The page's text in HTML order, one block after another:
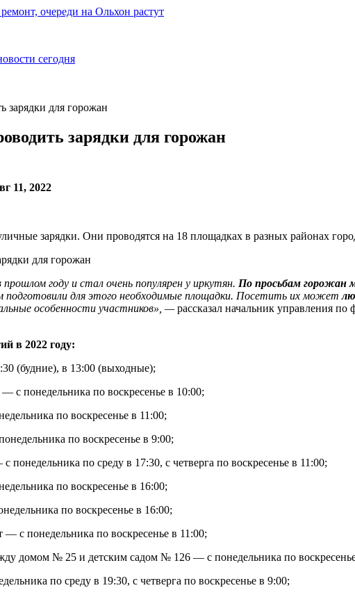
очереди на Ольхон растут
зарядки для горожан
зарядки для горожан
11, 2022
зарядки. Они проводятся на 18 площадках в разных районах
году и стал очень популярен у иркутян. По просьбам горожан
подготовили для этого необходимые площадки. Посетить их может
особенности участников», —рассказал начальник управления
в 2022 году:
(будние), в 13:00 (выходные);
с понедельника по воскресенье в 10:00;
по воскресенье в 11:00;
по воскресенье в 9:00;
понедельника по среду в 17:30, с четверга по воскресенье в 11:00;
по воскресенье в 16:00;
по воскресенье в 16:00;
с понедельника по воскресенье в 11:00;
домом № 25 и детским садом № 126 — с понедельника по
по среду в 19:30, с четверга по воскресенье в 9:00;